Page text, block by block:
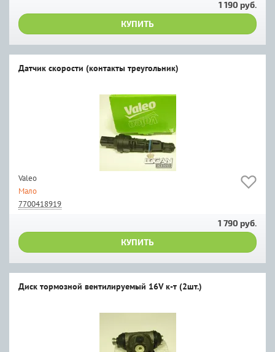
1 190 руб.
КУПИТЬ
Датчик скорости (контакты треугольник)
Valeo
Мало
7700418919
1 790 руб.
КУПИТЬ
Диск тормозной вентилируемый 16V к-т (2шт.)